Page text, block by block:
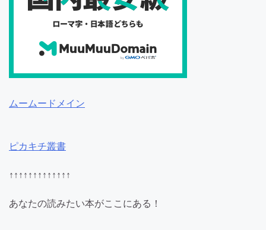
ムームードメイン
ピカキチ叢書
↑↑↑↑↑↑↑↑↑↑↑↑↑
あなたの読みたい本がここにある！